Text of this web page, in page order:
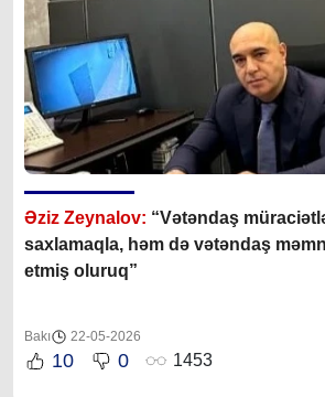
Əziz Zeynalov: “Vətəndaş
saxlamaqla, həm də vətəndaş
etmiş oluruq”
Bakı 22-05-2026
10 0 1453